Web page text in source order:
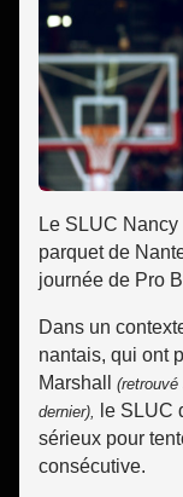
Le SLUC
parquet de
journée de Pro
Dans un
nantais, qui ont
Marshall
dernier),
le SLUC
sérieux pour
consécutive.